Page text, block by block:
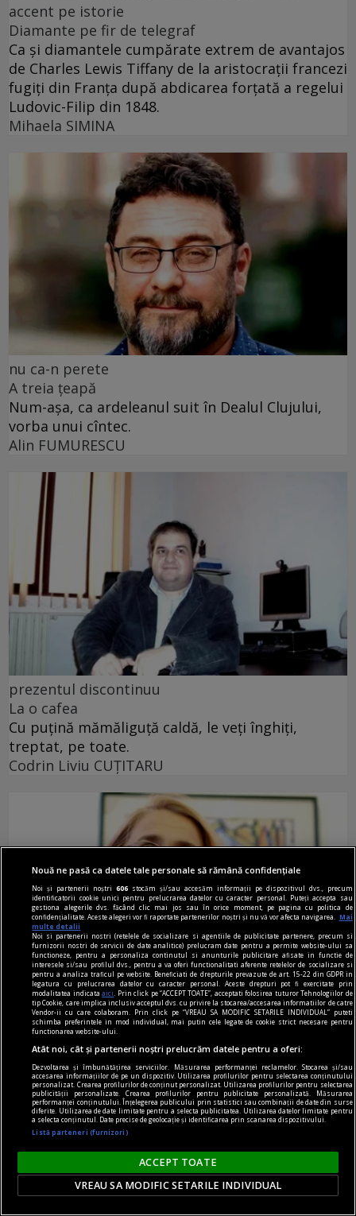
accent pe istorie
Diamante pe fir de telegraf
Ca și diamantele cumpărate extrem de avantajos
de Charles Lewis Tiffany de la aristocrații francezi
fugiți din Franța după abdicarea forțată a regelui
Ludovic-Filip din 1848.
Mihaela SIMINA
nu ca-n perete
A treia țeapă
Num-așa, ca ardeleanul suit în Dealul Clujului,
vorba unui cîntec.
Alin FUMURESCU
prezentul discontinuu
La o cafea
Cu puţină mămăliguţă caldă, le veţi înghiţi,
treptat, pe toate.
Codrin Liviu CUŢITARU
cuvinte nepotrivite
Microbiști și tifosi
Indiferent dacă s-a dezvoltat după modelul lui
tifoso sau în mod independent, microbist
confirmă vitalitatea unei metafore cognitive.
Rodica ZAFIU
Nouă ne pasă ca datele tale personale să rămână confidențiale
Noi și partenerii noștri606 stocăm și/sau accesăm informații pe dispozitivul dvs., precum
identificatorii cookie unici pentru prelucrarea datelor cu caracter personal. Puteți accepta sau
gestiona alegerile dvs. făcând clic mai jos sau în orice moment, pe pagina cu politica de
confidențialitate. Aceste alegeri vor fi raportate partenerilor noștri și nu vă vor afecta navigarea.
Mai
multe detalii
Noi si partenerii nostri (retelele de socializare si agentiile de publicitate partenere, precum si
furnizorii nostri de servicii de date analitice) prelucram date pentru a permite website-ului sa
functioneze, pentru a personaliza continutul si anunturile publicitare afisate in functie de
interesele si/sau profilul dvs., pentru a va oferi functionalitati aferente retelelor de socializare si
pentru a analiza traficul pe website. Beneficiati de drepturile prevazute de art. 15-22 din GDPR in
legatura cu prelucrarea datelor cu caracter personal. Aceste drepturi pot fi exercitate prin
modalitatea indicataaici
. Prin click pe “ACCEPT TOATE”, acceptati folosirea tuturor Tehnologiilor de
tip Cookie, care implica inclusiv acceptul dvs. cu privire la stocarea/accesarea informatiilor de catre
Vendor-ii cu care colaboram. Prin click pe “VREAU SA MODIFIC SETARILE INDIVIDUAL” puteti
schimba preferintele in mod individual, mai putin cele legate de cookie strict necesare pentru
functionarea website-ului.
Atât noi, cât și partenerii noștri prelucrăm datele pentru a oferi:
Dezvoltarea și îmbunătățirea serviciilor. Măsurarea performanței reclamelor. Stocarea și/sau
accesarea informațiilor de pe un dispozitiv. Utilizarea profilurilor pentru selectarea conținutului
personalizat. Crearea profilurilor de conținut personalizat. Utilizarea profilurilor pentru selectarea
publicității personalizate. Crearea profilurilor pentru publicitate personalizată. Măsurarea
performanței conținutului. Înțelegerea publicului prin statistici sau combinații de date din surse
diferite. Utilizarea de date limitate pentru a selecta publicitatea. Utilizarea datelor limitate pentru
a selecta conținutul. Date precise de geolocație și identificarea prin scanarea dispozitivului.
Listă parteneri (furnizori)
ACCEPT TOATE
VREAU SA MODIFIC SETARILE INDIVIDUAL